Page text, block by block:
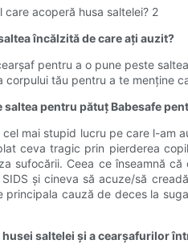
încălzită de care ați auzit?
pentru a o pune peste
corpului tău pentru a te menține
saltea pentru pătuț Babesafe
mai stupid lucru pe care l-
ceva tragic prin pierderea
sufocării. Ceea ce înseamnă
și cineva să acuze/să
principala cauză de deces la
saltelei și a cearșafurilor